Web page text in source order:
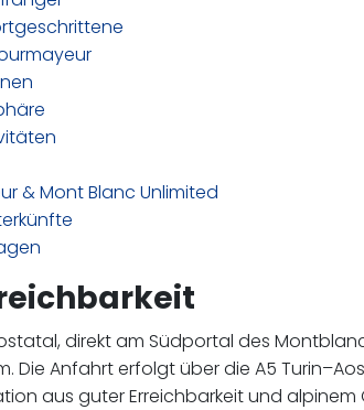
& Mont Blanc Unlimited
direkt am Südportal des
Die Anfahrt erfolgt über die A5
aus guter Erreichbarkeit und alpinem